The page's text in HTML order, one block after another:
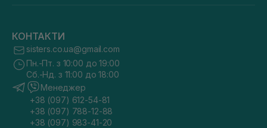
КОНТАКТИ
sisters.co.ua@gmail.com
Пн.-Пт. з 10:00 до 19:00
Сб.-Нд. з 11:00 до 18:00
Менеджер
+38 (097) 612-54-81
+38 (097) 788-12-88
+38 (097) 983-41-20